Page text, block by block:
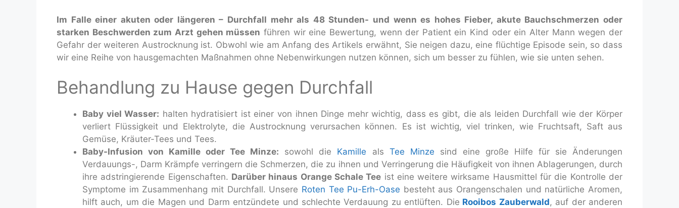
Im Falle einer akuten oder längeren – Durchfall mehr als 48 Stunden- und wenn es hohes Fieber, akute Bauchschmerzen oder
starken Beschwerden zum Arzt gehen müssen führen wir eine Bewertung, wenn der Patient ein Kind oder ein Alter Mann wegen der
Gefahr der weiteren Austrocknung ist. Obwohl wie am Anfang des Artikels erwähnt, Sie neigen dazu, eine flüchtige Episode sein, so dass
wir eine Reihe von hausgemachten Maßnahmen ohne Nebenwirkungen nutzen können, sich um besser zu fühlen, wie sie unten sehen.
Behandlung zu Hause gegen Durchfall
Baby viel Wasser: halten hydratisiert ist einer von ihnen Dinge mehr wichtig, dass es gibt, die als leiden Durchfall wie der Körper
verliert Flüssigkeit und Elektrolyte, die Austrocknung verursachen können. Es ist wichtig, viel trinken, wie Fruchtsaft, Saft aus
Gemüse, Kräuter-Tees und Tees.
Baby-Infusion von Kamille oder Tee Minze: sowohl die Kamille als Tee Minze sind eine große Hilfe für sie Änderungen
Verdauungs-, Darm Krämpfe verringern die Schmerzen, die zu ihnen und Verringerung die Häufigkeit von ihnen Ablagerungen, durch
ihre adstringierende Eigenschaften. Darüber hinaus Orange Schale Tee ist eine weitere wirksame Hausmittel für die Kontrolle der
Symptome im Zusammenhang mit Durchfall. Unsere Roten Tee Pu-Erh-Oase besteht aus Orangenschalen und natürliche Aromen,
hilft auch, um die Magen und Darm entzündete und schlechte Verdauung zu entlüften. Die Rooibos Zauberwald, auf der anderen